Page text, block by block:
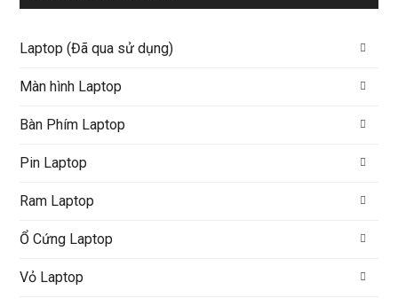
Laptop (Đã qua sử dụng)
Màn hình Laptop
Bàn Phím Laptop
Pin Laptop
Ram Laptop
Ổ Cứng Laptop
Vỏ Laptop